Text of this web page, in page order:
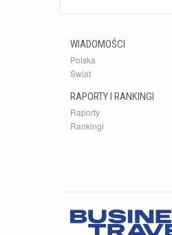
WIADOMOŚCI
Polska
Świat
RAPORTY I RANKINGI
Raporty
Rankingi